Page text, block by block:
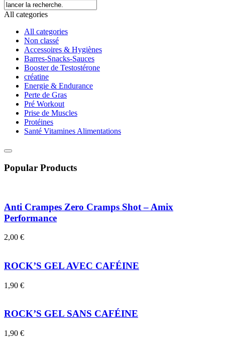
All categories
All categories
Non classé
Accessoires & Hygiènes
Barres-Snacks-Sauces
Booster de Testostérone
créatine
Energie & Endurance
Perte de Gras
Pré Workout
Prise de Muscles
Protéines
Santé Vitamines Alimentations
Popular Products
Anti Crampes Zero Cramps Shot – Amix
Performance
2,00 €
ROCK’S GEL AVEC CAFÉINE
1,90 €
ROCK’S GEL SANS CAFÉINE
1,90 €